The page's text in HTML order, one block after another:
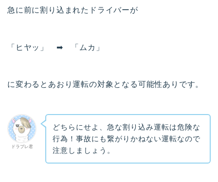
急に前に割り込まれたドライバーが
「ヒヤッ」 ➡︎ 「ムカ」
に変わるとあおり運転の対象となる可能性ありです。
ドラプレ君
どちらにせよ、急な割り込み運転は危険な
行為！事故にも繋がりかねない運転なので
注意しましょう。